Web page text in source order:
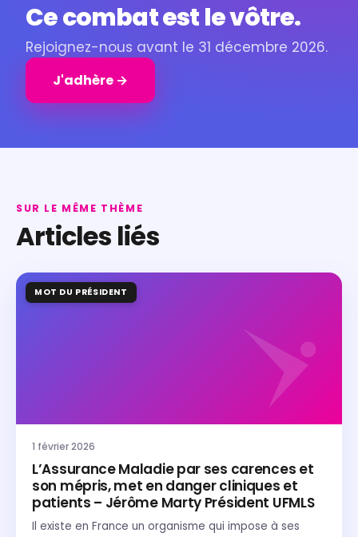
Ce combat est le vôtre.
Rejoignez-nous avant le 31 décembre 2026.
J'adhère →
SUR LE MÊME THÈME
Articles liés
MOT DU PRÉSIDENT
1 février 2026
L’Assurance Maladie par ses carences et
son mépris, met en danger cliniques et
patients – Jérôme Marty Président UFMLS
Il existe en France un organisme qui impose à ses